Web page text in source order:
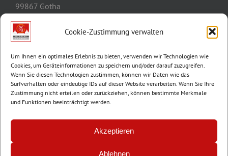
Cookie-Zustimmung verwalten
Um Ihnen ein optimales Erlebnis zu bieten, verwenden wir Technologien wie
Cookies, um Geräteinformationen zu speichern und/oder darauf zuzugreifen.
Wenn Sie diesen Technologien zustimmen, können wir Daten wie das
Surfverhalten oder eindeutige IDs auf dieser Website verarbeiten. Wenn Sie Ihre
Zustimmung nicht erteilen oder zurückziehen, können bestimmte Merkmale
und Funktionen beeinträchtigt werden.
Akzeptieren
Ablehnen
99867 Gotha
Telefon:
E-Mail:
info@wbg-gotha.de